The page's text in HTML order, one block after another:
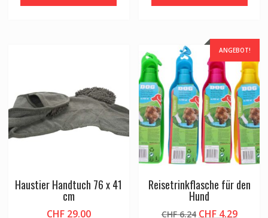
Haustier Handtuch 76 x 41
cm
CHF29.00
ANGEBOT!
Reisetrinkflasche für den
Hund
CHF6.24 Ursprünglicher
CHF4.29